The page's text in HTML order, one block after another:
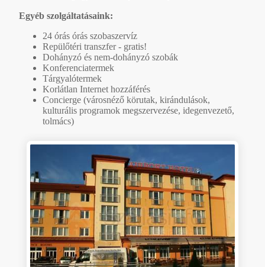
Egyéb szolgáltatásaink:
24 órás órás szobaszervíz
Repülőtéri transzfer - gratis!
Dohányzó és nem-dohányzó szobák
Konferenciatermek
Tárgyalótermek
Korlátlan Internet hozzáférés
Concierge (városnéző körutak, kirándulások,
kulturális programok megszervezése, idegenvezető,
tolmács)